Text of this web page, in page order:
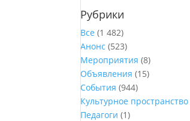
Рубрики
Все (1 482)
Анонс (523)
Мероприятия (8)
Объявления (15)
События (944)
Культурное пространство
Педагоги (1)